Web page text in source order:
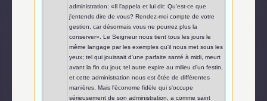
administration: «Il l'appela et lui dit: Qu'est-ce que
j'entends dire de vous? Rendez-moi compte de votre
gestion, car désormais vous ne pourrez plus la
conserver». Le Seigneur nous tient tous les jours le
même langage par les exemples qu'il nous met sous les
yeux; tel qui jouissait d'une parfaite santé à midi, meurt
avant la fin du jour, tel autre expire au milieu d'un festin,
et cette administration nous est ôtée de différentes
manières. Mais l'économe fidèle qui s'occupe
sérieusement de son administration, a comme saint